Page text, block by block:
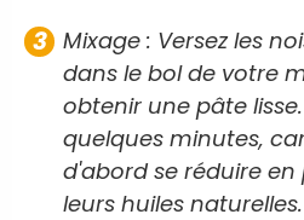
Mixage : Versez les
dans le bol de votre
obtenir une pâte
quelques minutes,
d'abord se réduire
leurs huiles naturelles.